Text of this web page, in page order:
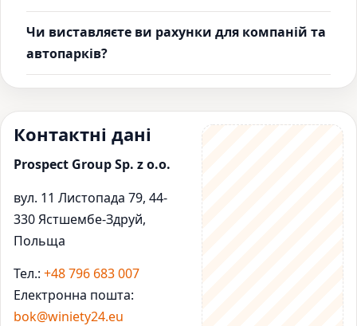
Чи виставляєте ви рахунки для компаній та
автопарків?
Контактні дані
Prospect Group Sp. z o.o.
вул. 11 Листопада 79, 44-
330 Ястшембе-Здруй,
Польща
Тел.: +48 796 683 007
Електронна пошта:
bok@winiety24.eu